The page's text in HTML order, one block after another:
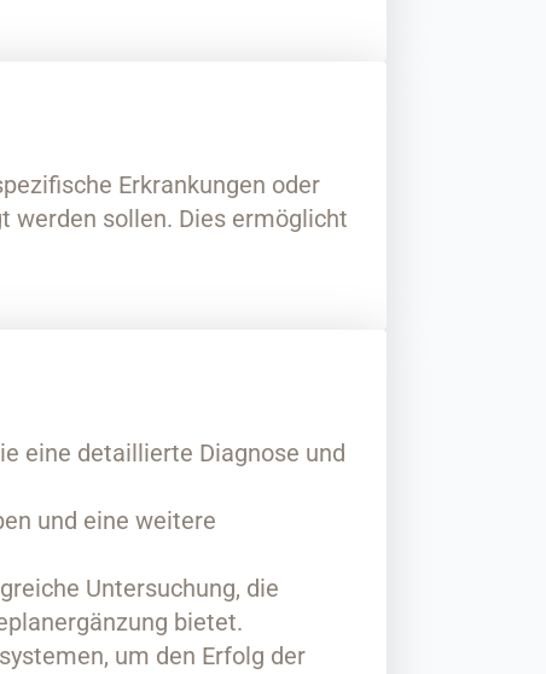
Erkrankungen oder
werden sollen. Dies ermöglicht
eine detaillierte Diagnose und
und eine weitere
Untersuchung, die
bietet.
um den Erfolg der